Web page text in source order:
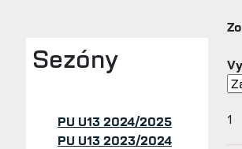
Sezóny
PU U13 2024/2025
PU U13 2023/2024
1